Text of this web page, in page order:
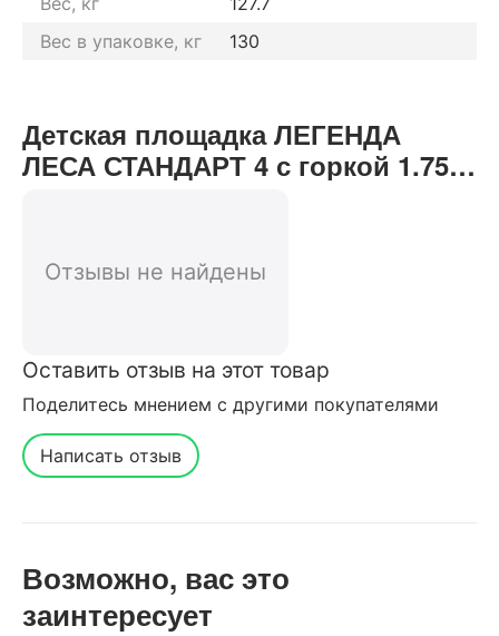
Вес в упаковке, кг
130
Детская площадка ЛЕГЕНДА
ЛЕСА СТАНДАРТ 4 с горкой 1.75м
магазина
Отзывы не найдены
Оставить отзыв на этот товар
Поделитесь мнением с другими покупателями
Написать отзыв
Возможно, вас это
заинтересует